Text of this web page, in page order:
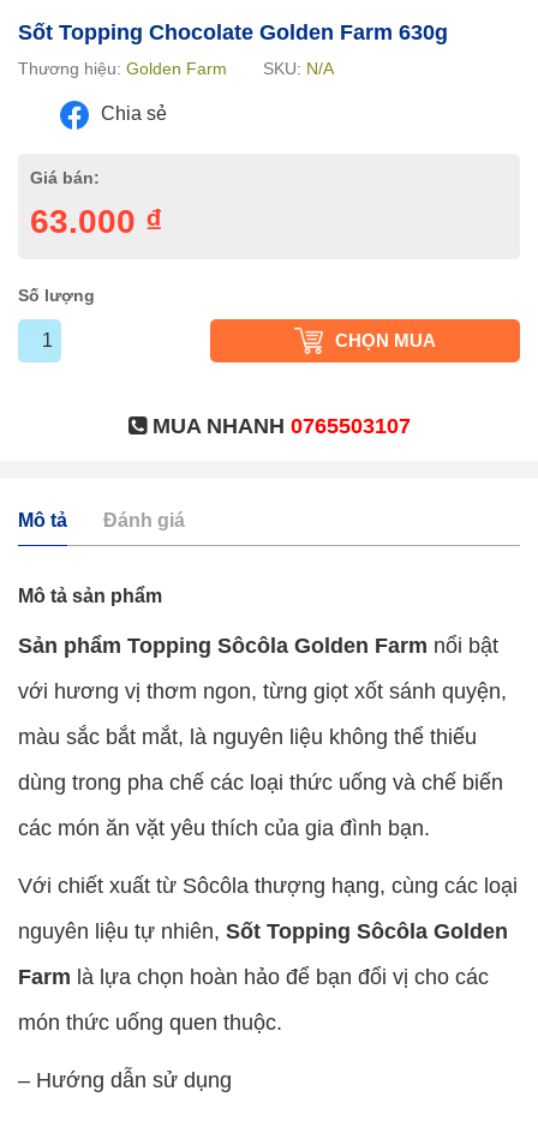
Sốt Topping Chocolate Golden Farm 630g
Thương hiệu: Golden Farm SKU: N/A
Chia sẻ
Giá bán:
63.000 ₫
Số lượng
CHỌN MUA
MUA NHANH 0765503107
Mô tả Đánh giá
Mô tả sản phẩm
Sản phẩm Topping Sôcôla Golden Farm nổi bật
với hương vị thơm ngon, từng giọt xốt sánh quyện,
màu sắc bắt mắt, là nguyên liệu không thể thiếu
dùng trong pha chế các loại thức uống và chế biến
các món ăn vặt yêu thích của gia đình bạn.
Với chiết xuất từ Sôcôla thượng hạng, cùng các loại
nguyên liệu tự nhiên, Sốt Topping Sôcôla Golden
Farm là lựa chọn hoàn hảo để bạn đổi vị cho các
món thức uống quen thuộc.
– Hướng dẫn sử dụng